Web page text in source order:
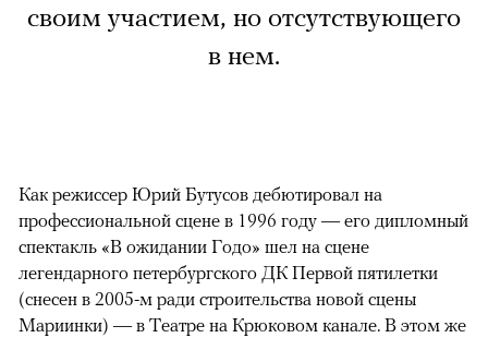
своим участием, но отсутствующего
в нем.
Как режиссер Юрий Бутусов дебютировал на
профессиональной сцене в 1996 году — его дипломный
спектакль «В ожидании Годо» шел на сцене
легендарного петербургского ДК Первой пятилетки
(снесен в 2005-м ради строительства новой сцены
Мариинки) — в Театре на Крюковом канале. В этом же